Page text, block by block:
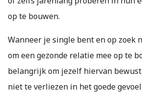
op te bouwen.
Wanneer je single bent en op zoek
om een gezonde relatie mee op te
belangrijk om jezelf hiervan
niet te verliezen in het goede